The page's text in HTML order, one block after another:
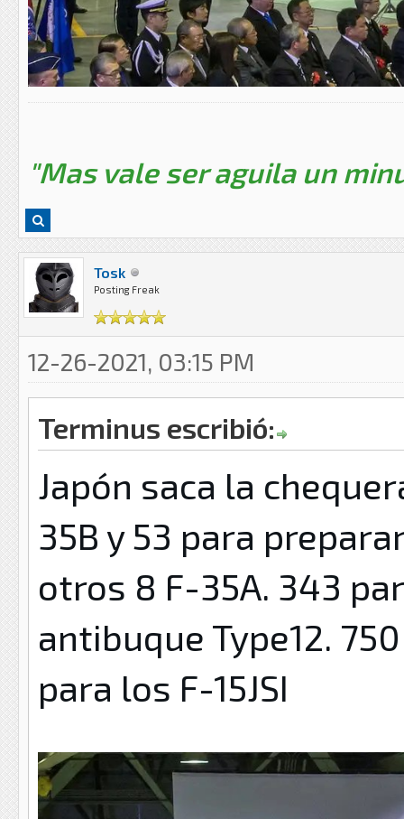
"Mas vale ser aguila un
Tosk
Posting Freak
12-26-2021, 03:15 PM
Terminus escribió:
Japón saca la
35B y 53 para
otros 8 F-35A. 343
antibuque Type12.
para los F-15JSI